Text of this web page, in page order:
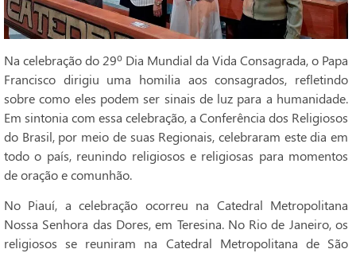
Na celebração do 29º Dia Mundial da Vida Consagrada, o Papa
Francisco dirigiu uma homilia aos consagrados, refletindo
sobre como eles podem ser sinais de luz para a humanidade.
Em sintonia com essa celebração, a Conferência dos Religiosos
do Brasil, por meio de suas Regionais, celebraram este dia em
todo o país, reunindo religiosos e religiosas para momentos
de oração e comunhão.
No Piauí, a celebração ocorreu na Catedral Metropolitana
Nossa Senhora das Dores, em Teresina. No Rio de Janeiro, os
religiosos se reuniram na Catedral Metropolitana de São